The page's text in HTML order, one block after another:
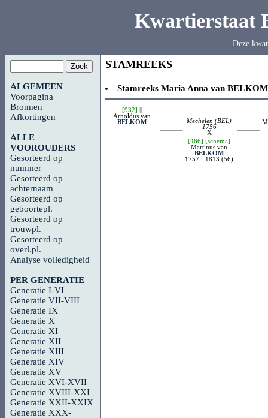
Kwartierstaat
Deze
ALGEMEEN
Voorpagina
Bronnen
Afkortingen
ALLE
VOOROUDERS
Gesorteerd op
nummer
Gesorteerd op
achternaam
Gesorteerd op
geboortepl.
Gesorteerd op
trouwpl.
Gesorteerd op
overl.pl.
Analyse volledigheid
PER GENERATIE
Generatie I-VI
Generatie VII-VIII
Generatie IX
Generatie X
Generatie XI
Generatie XII
Generatie XIII
Generatie XIV
Generatie XV
Generatie XVI-XVII
Generatie XVIII-XXI
Generatie XXII-XXIX
Generatie XXX-
STAMREEKS
Stamreeks Maria Anna van BELKOM
[932] ||
Arnoldus van
BELKOM
Mechelen (BEL)
1756
X
[466] [schema]
Martinus van
BELKOM
1757 - 1813 (56)